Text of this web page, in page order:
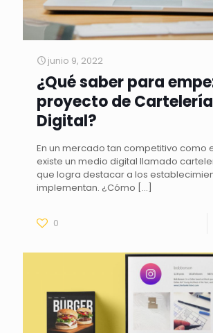
junio 9, 2022
¿Qué saber para
proyecto de Cartelería
Digital?
En un mercado tan competitivo como
existe un medio digital llamado
que logra destacar a los
implementan. ¿Cómo […]
0